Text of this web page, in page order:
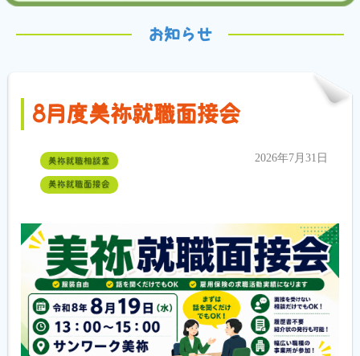
お知らせ
8月度美祢就職面接会
美祢就職相談室
美祢就職面接会
2026年7月31日